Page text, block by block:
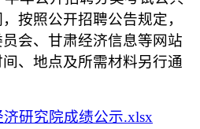
按照公开招聘公告规定，
会、甘肃经济信息等网站
、地点及所需材料另行通
研究院成绩公示.xlsx